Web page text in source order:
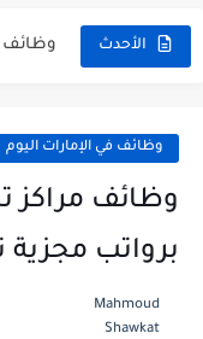
الأحدث
وظائف في الإمارات اليوم
وظائف مراكز
برواتب مجزية تصل
Mahmoud
Shawkat